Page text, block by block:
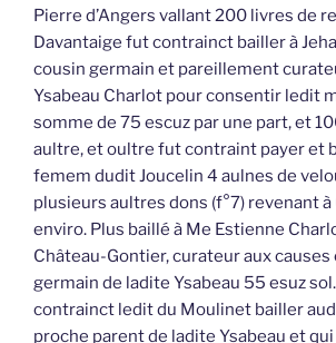
Pierre d’Angers vallant 200 livres de
Davantaige fut contrainct bailler à
cousin germain et pareillement
Ysabeau Charlot pour consentir ledit
somme de 75 escuz par une part, et
aultre, et oultre fut contraint payer et
femem dudit Joucelin 4 aulnes de
plusieurs aultres dons (f°7) revenant à
enviro. Plus baillé à Me Estienne
Château-Gontier, curateur aux causes
germain de ladite Ysabeau 55 esuz
contrainct ledit du Moulinet bailler
proche parent de ladite Ysabeau et